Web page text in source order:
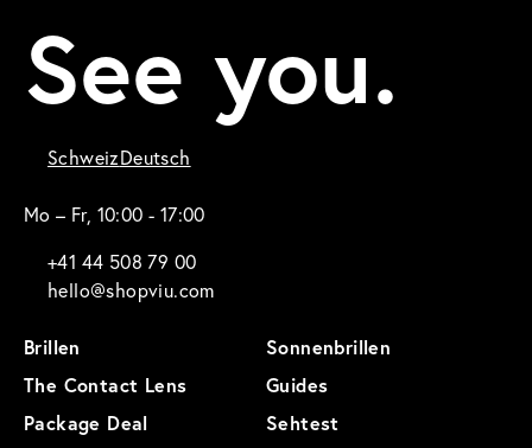
See you.
SchweizDeutsch
Mo – Fr, 10:00 - 17:00
+41 44 508 79 00
hello@shopviu.com
Brillen
Sonnenbrillen
The Contact Lens
Guides
Package Deal
Sehtest